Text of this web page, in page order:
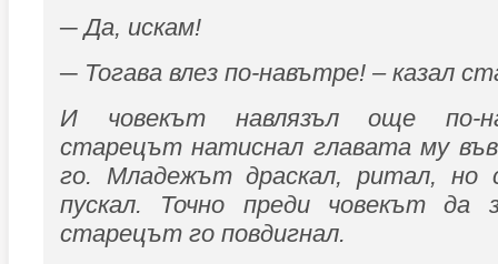
─ Да, искам!
─ Тогава влез по-навътре! – казал
И човекът навлязъл още по-
старецът натиснал главата му
го. Младежът драскал, ритал, но
пускал. Точно преди човекът да
старецът го повдигнал.